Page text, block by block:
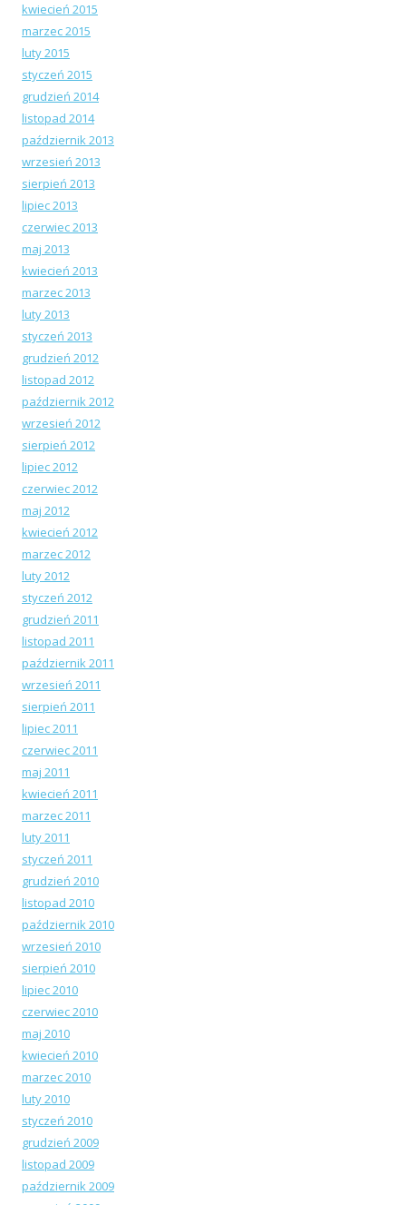
kwiecień 2015
marzec 2015
luty 2015
styczeń 2015
grudzień 2014
listopad 2014
październik 2013
wrzesień 2013
sierpień 2013
lipiec 2013
czerwiec 2013
maj 2013
kwiecień 2013
marzec 2013
luty 2013
styczeń 2013
grudzień 2012
listopad 2012
październik 2012
wrzesień 2012
sierpień 2012
lipiec 2012
czerwiec 2012
maj 2012
kwiecień 2012
marzec 2012
luty 2012
styczeń 2012
grudzień 2011
listopad 2011
październik 2011
wrzesień 2011
sierpień 2011
lipiec 2011
czerwiec 2011
maj 2011
kwiecień 2011
marzec 2011
luty 2011
styczeń 2011
grudzień 2010
listopad 2010
październik 2010
wrzesień 2010
sierpień 2010
lipiec 2010
czerwiec 2010
maj 2010
kwiecień 2010
marzec 2010
luty 2010
styczeń 2010
grudzień 2009
listopad 2009
październik 2009